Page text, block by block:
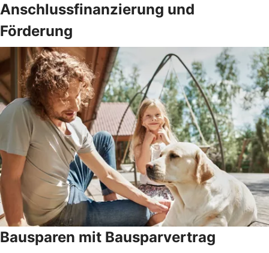
Anschlussfinanzierung und
Förderung
Bausparen mit Bausparvertrag